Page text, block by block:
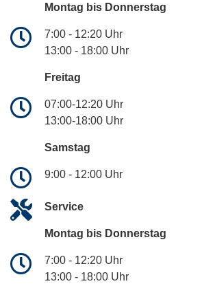
Montag bis Donnerstag
7:00 - 12:20 Uhr
13:00 - 18:00 Uhr
Freitag
07:00-12:20 Uhr
13:00-18:00 Uhr
Samstag
9:00 - 12:00 Uhr
Service
Montag bis Donnerstag
7:00 - 12:20 Uhr
13:00 - 18:00 Uhr